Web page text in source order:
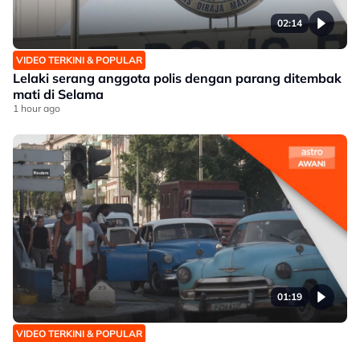
02:14
VIDEO TERKINI & POPULAR
Lelaki serang anggota polis dengan parang ditembak
mati di Selama
1 hour ago
01:19
VIDEO TERKINI & POPULAR